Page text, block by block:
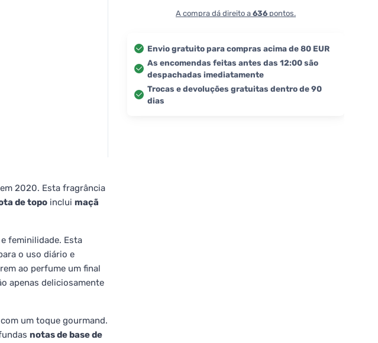
2020. Esta fragrância
de topo inclui maçã
feminilidade. Esta
o uso diário e
ao perfume um final
apenas deliciosamente
com um toque gourmand.
notas de base de
A compra dá direito a 636 pontos.
Envio gratuito para compras acima de 80 EUR
As encomendas feitas antes das 12:00 são
despachadas imediatamente
Trocas e devoluções gratuitas dentro de 90
dias